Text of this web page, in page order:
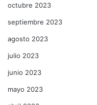
octubre 2023
septiembre 2023
agosto 2023
julio 2023
junio 2023
mayo 2023